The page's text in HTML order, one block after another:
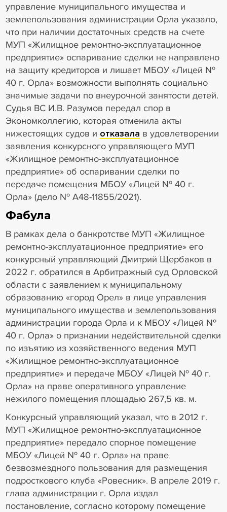
управление муниципального имущества и
землепользования администрации Орла указало,
что при наличии достаточных средств на счете
МУП «Жилищное ремонтно-эксплуатационное
предприятие» оспаривание сделки не направлено
на защиту кредиторов и лишает МБОУ «Лицей №
40 г. Орла» возможности выполнять социально
значимые задачи по внеурочной занятости детей.
Судья ВС И.В. Разумов передал спор в
Экономколлегию, которая отменила акты
нижестоящих судов и отказала в удовлетворении
заявления конкурсного управляющего МУП
«Жилищное ремонтно-эксплуатационное
предприятие» об оспаривании сделки по
передаче помещения МБОУ «Лицей № 40 г.
Орла» (дело № А48-11855/2021).
Фабула
В рамках дела о банкротстве МУП «Жилищное
ремонтно-эксплуатационное предприятие» его
конкурсный управляющий Дмитрий Щербаков в
2022 г. обратился в Арбитражный суд Орловской
области с заявлением к муниципальному
образованию «город Орел» в лице управления
муниципального имущества и землепользования
администрации города Орла и к МБОУ «Лицей №
40 г. Орла» о признании недействительной сделки
по изъятию из хозяйственного ведения МУП
«Жилищное ремонтно-эксплуатационное
предприятие» и передаче МБОУ «Лицей № 40 г.
Орла» на праве оперативного управление
нежилого помещения площадью 267,5 кв. м.
Конкурсный управляющий указал, что в 2012 г.
МУП «Жилищное ремонтно-эксплуатационное
предприятие» передало спорное помещение
МБОУ «Лицей № 40 г. Орла» на праве
безвозмездного пользования для размещения
подросткового клуба «Ровесник». В апреле 2019 г.
глава администрации г. Орла издал
постановление, согласно которому помещение